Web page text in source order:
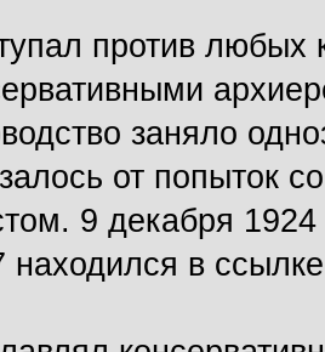
против любых
заняло
от попыток
9 декабря
находился в